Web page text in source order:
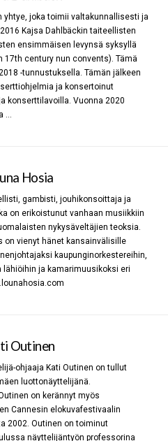
yhtye, joka toimii valtakunnallisesti ja
Kajsa Dahlbäckin taiteellisten
ensimmäisen levynsä syksyllä
17th century nun convents). Tämä
-tunnustuksella. Tämän jälkeen
ja konsertoinut
konserttilavoilla. Vuonna 2020
…
Hosia
gambisti, jouhikonsoittaja ja
on erikoistunut vanhaan musiikkiin
nykysäveltäjien teoksia.
on vienyt hänet kansainvälisille
kaupunginorkestereihin,
ja kamarimuusikoksi eri
Outinen
ohjaaja Kati Outinen on tullut
luottonäyttelijänä.
on kerännyt myös
Cannesin elokuvafestivaalin
2002. Outinen on toiminut
näyttelijäntyön professorina